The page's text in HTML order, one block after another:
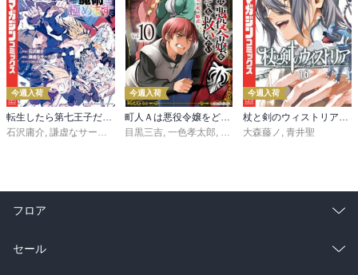
今週入荷
転生したら第七王子だったので、気ままに魔術を極めます（２４）
石沢庸介, 謙虚なサークル メル。
今週入荷
町人Ａは悪役令嬢をどうしても救いたい ～どぶと空と氷の姫君～１０【電子書店共通特典イラスト付】
目黒三吉, 一色孝太郎, Parum
今週入荷
杖と剣のウィストリア（１６）
大森藤ノ , 青井聖
フロア
総合
セール